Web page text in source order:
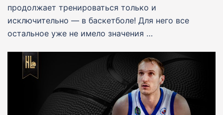
продолжает тренироваться только и
исключительно — в баскетболе! Для него все
остальное уже не имело значения …